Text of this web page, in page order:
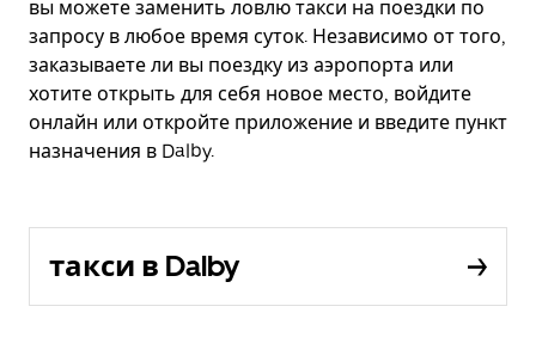
вы можете заменить ловлю такси на поездки по
запросу в любое время суток. Независимо от того,
заказываете ли вы поездку из аэропорта или
хотите открыть для себя новое место, войдите
онлайн или откройте приложение и введите пункт
назначения в Dalby.
такси в Dalby